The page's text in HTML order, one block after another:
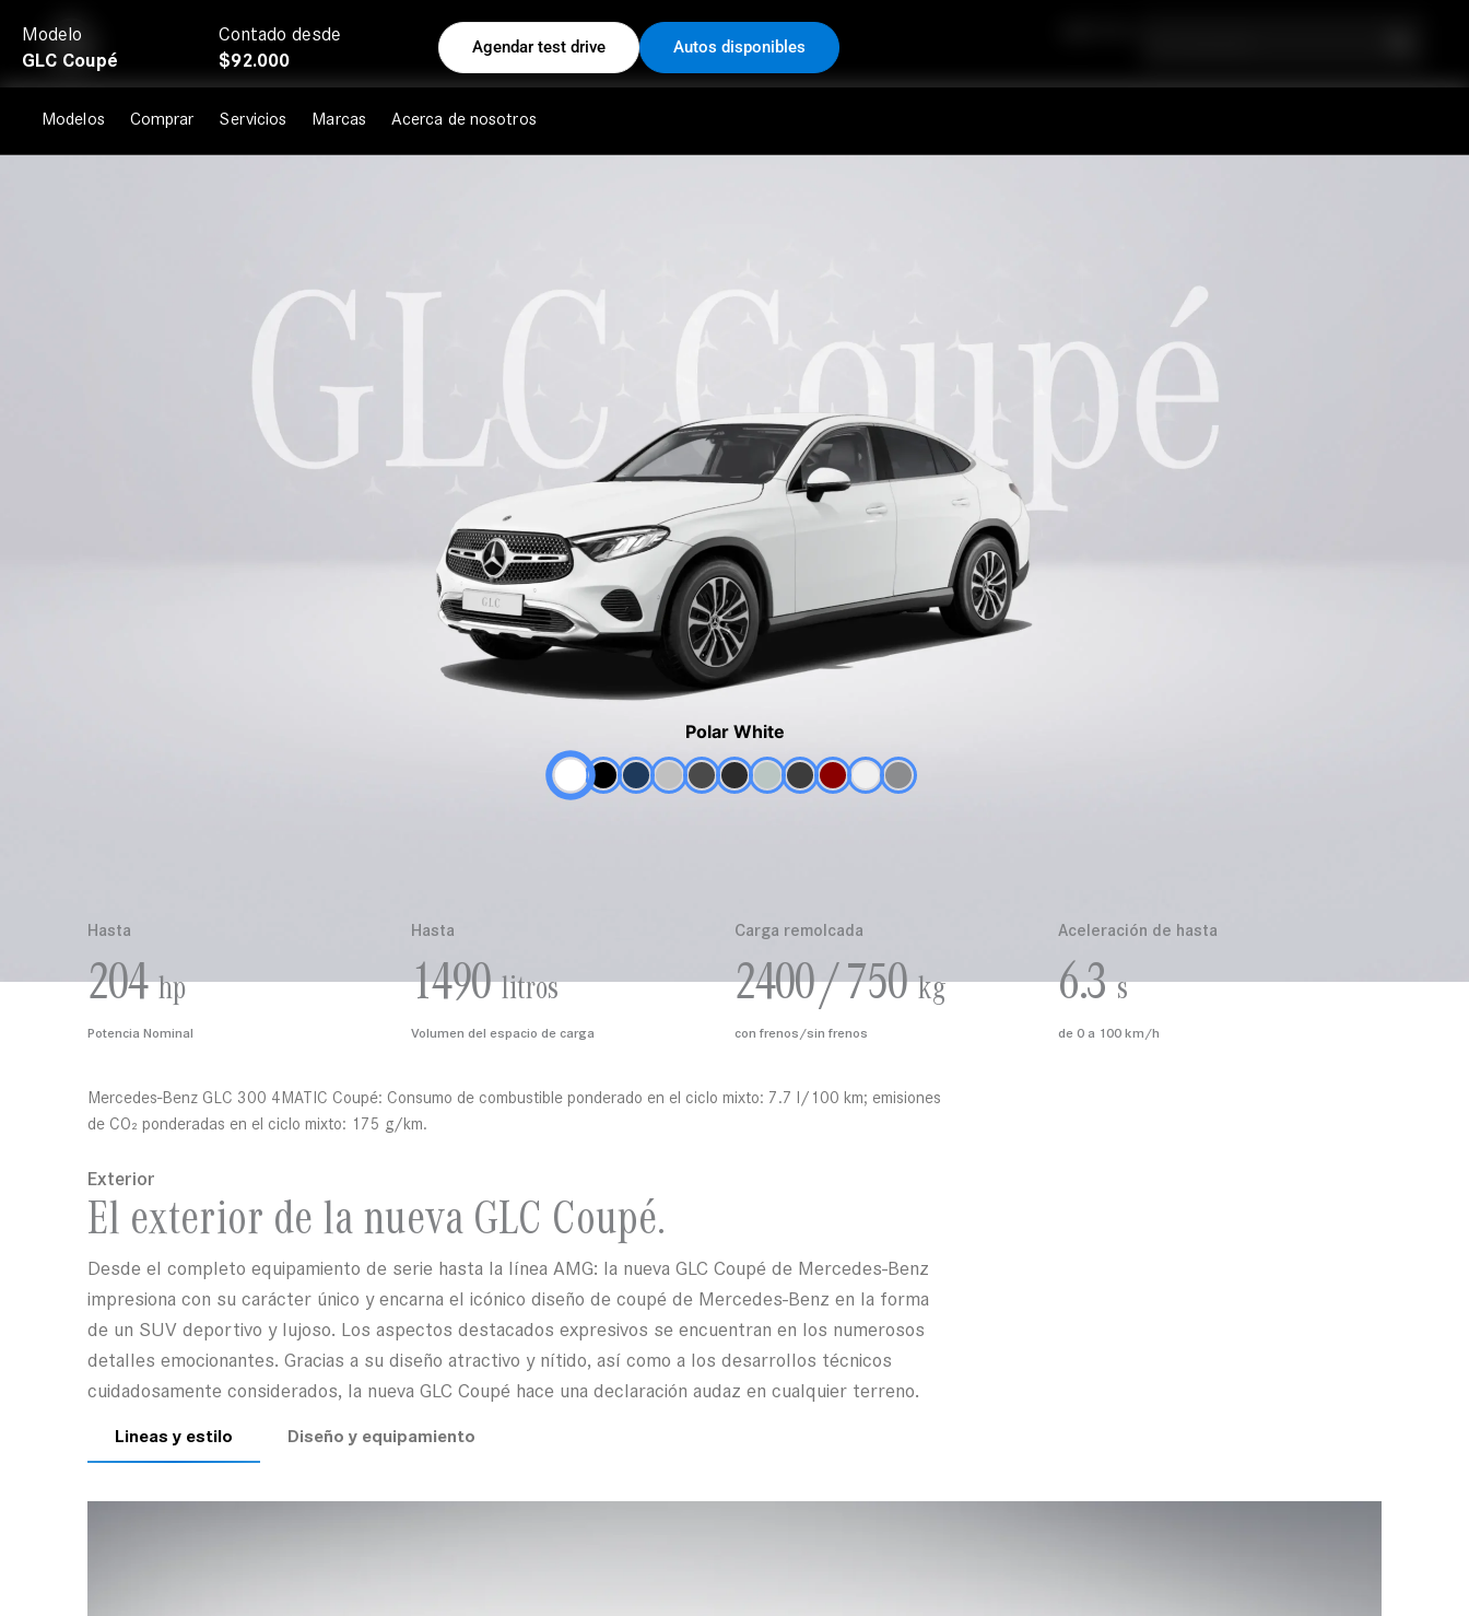
contenido
Modelos Comprar Servicios Marcas Acerca de nosotros
Polar White
Modelo
Contado desde
GLC Coupé
$92.000
Agendar test drive Autos disponibles
Hasta
204 hp
Potencia Nominal
Hasta
1490 litros
Volumen del espacio de carga
Carga remolcada
2400 / 750 kg
con frenos/sin frenos
Aceleración de hasta
6.3 s
de 0 a 100 km/h
Mercedes-Benz GLC 300 4MATIC Coupé: Consumo de combustible ponderado en el ciclo mixto: 7.7 l/100 km; emisiones
de CO₂ ponderadas en el ciclo mixto: 175 g/km.
Exterior
El exterior de la nueva GLC Coupé.
Desde el completo equipamiento de serie hasta la línea AMG: la nueva GLC Coupé de Mercedes-Benz
impresiona con su carácter único y encarna el icónico diseño de coupé de Mercedes-Benz en la forma
de un SUV deportivo y lujoso. Los aspectos destacados expresivos se encuentran en los numerosos
detalles emocionantes. Gracias a su diseño atractivo y nítido, así como a los desarrollos técnicos
cuidadosamente considerados, la nueva GLC Coupé hace una declaración audaz en cualquier terreno.
Lineas y estilo Diseño y equipamiento